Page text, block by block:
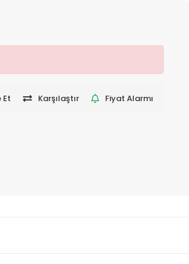
Et Karşılaştır Fiyat Alarmı